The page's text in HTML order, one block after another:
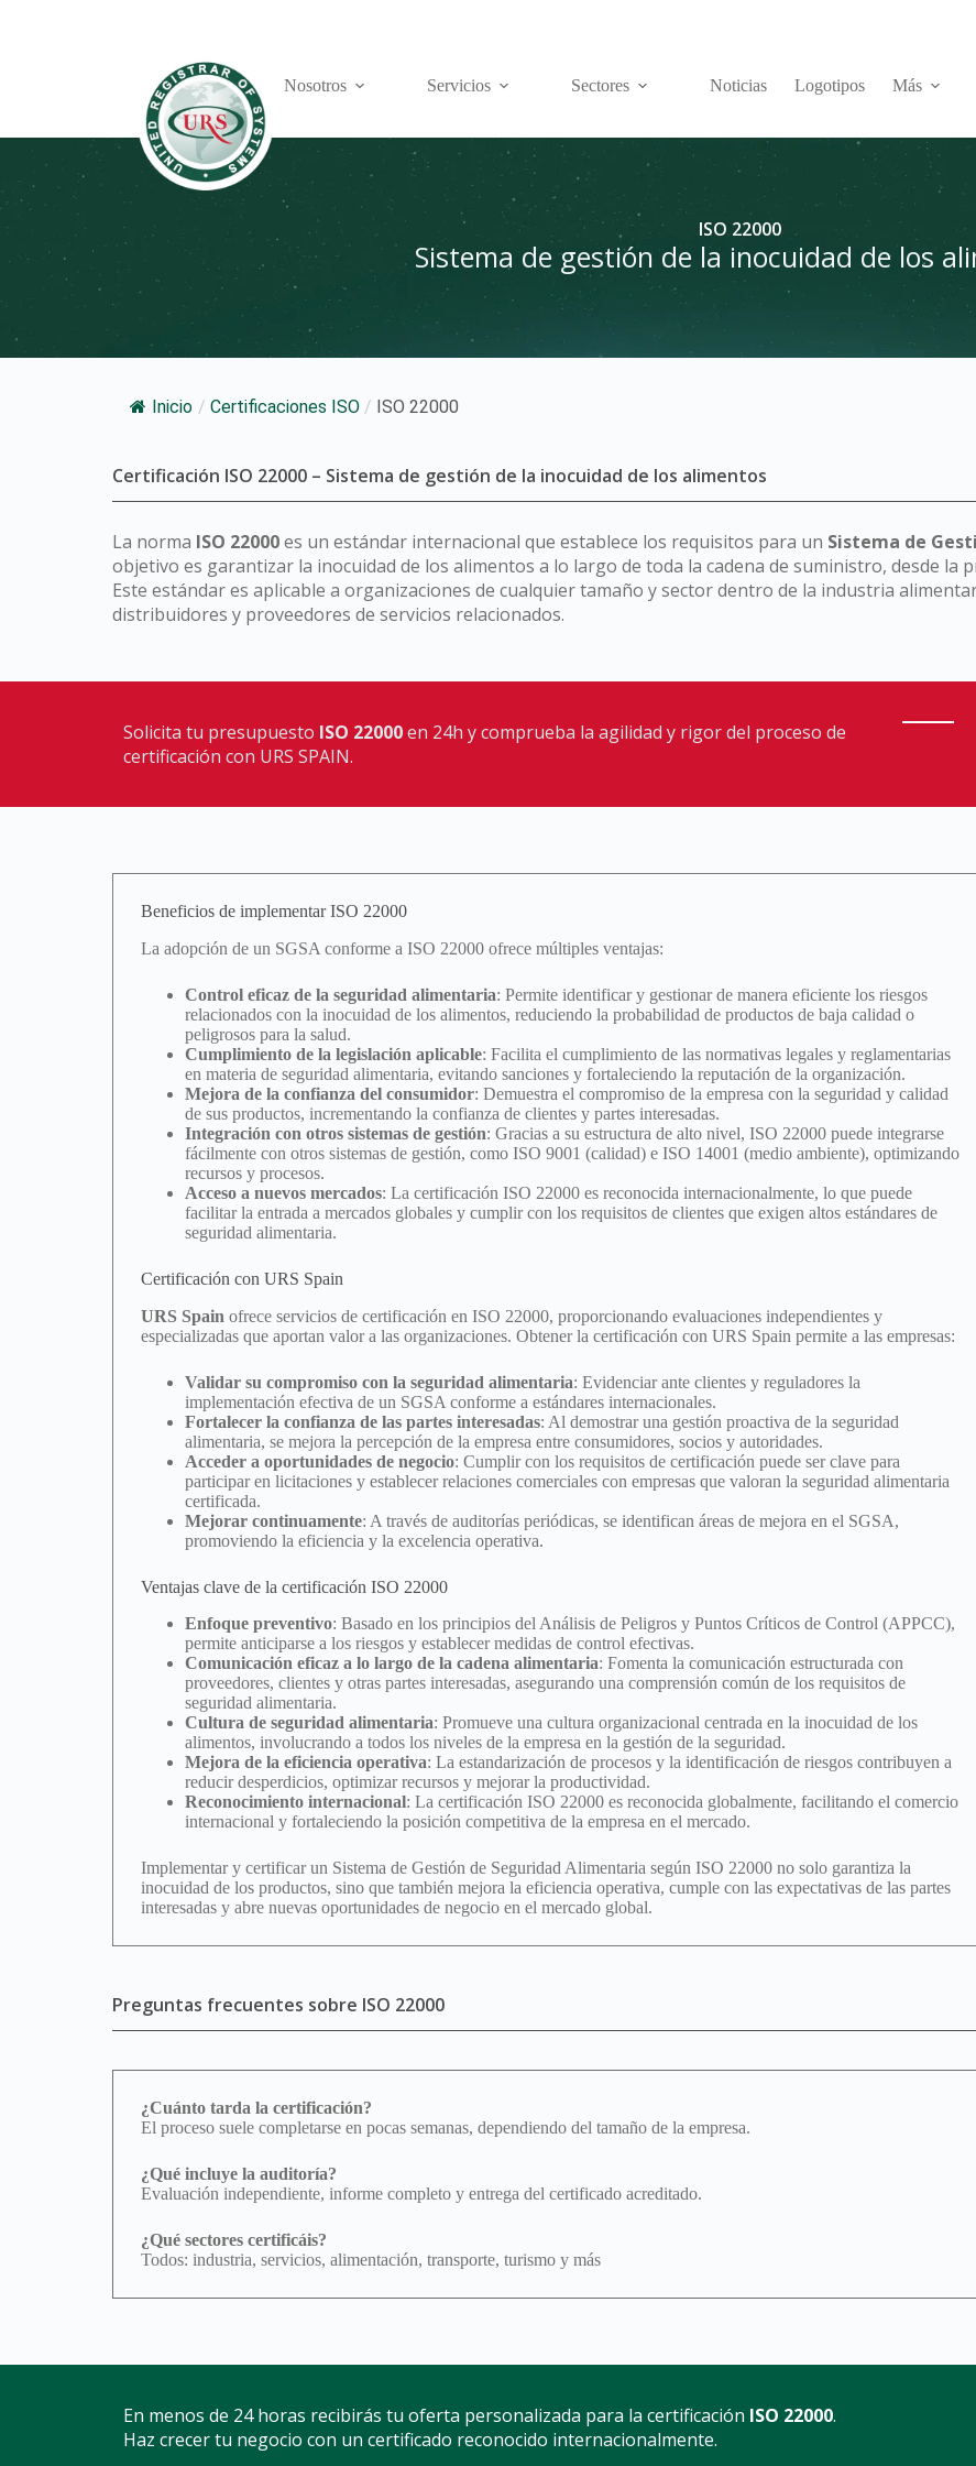
Nosotros Servicios Sectores Noticias Logotipos Más
ISO 22000
Sistema de gestión de la inocuidad de los
Inicio / Certificaciones ISO / ISO 22000
Certificación ISO 22000 – Sistema de gestión de la inocuidad de los alimentos
La norma ISO 22000es un estándar internacional que establece los requisitos para un Sistema de
objetivo es garantizar la inocuidad de los alimentos a lo largo de toda la cadena de suministro, desde la
Este estándar es aplicable a organizaciones de cualquier tamaño y sector dentro de la industria
distribuidores y proveedores de servicios relacionados.
Solicita tu presupuesto ISO 22000en 24h y comprueba la agilidad y rigor del proceso de
certificación con URS SPAIN.
Beneficios de implementar ISO 22000
La adopción de un SGSA conforme a ISO 22000 ofrece múltiples ventajas:
Control eficaz de la seguridad alimentaria: Permite identificar y gestionar de manera eficiente los riesgos
relacionados con la inocuidad de los alimentos, reduciendo la probabilidad de productos de baja calidad o
peligrosos para la salud.
Cumplimiento de la legislación aplicable: Facilita el cumplimiento de las normativas legales y reglamentarias
en materia de seguridad alimentaria, evitando sanciones y fortaleciendo la reputación de la organización.
Mejora de la confianza del consumidor: Demuestra el compromiso de la empresa con la seguridad y calidad
de sus productos, incrementando la confianza de clientes y partes interesadas.
Integración con otros sistemas de gestión: Gracias a su estructura de alto nivel, ISO 22000 puede integrarse
fácilmente con otros sistemas de gestión, como ISO 9001 (calidad) e ISO 14001 (medio ambiente), optimizando
recursos y procesos.
Acceso a nuevos mercados: La certificación ISO 22000 es reconocida internacionalmente, lo que puede
facilitar la entrada a mercados globales y cumplir con los requisitos de clientes que exigen altos estándares de
seguridad alimentaria.
Certificación con URS Spain
URS Spain ofrece servicios de certificación en ISO 22000, proporcionando evaluaciones independientes y
especializadas que aportan valor a las organizaciones. Obtener la certificación con URS Spain permite a las empresas:
Validar su compromiso con la seguridad alimentaria: Evidenciar ante clientes y reguladores la
implementación efectiva de un SGSA conforme a estándares internacionales.
Fortalecer la confianza de las partes interesadas: Al demostrar una gestión proactiva de la seguridad
alimentaria, se mejora la percepción de la empresa entre consumidores, socios y autoridades.
Acceder a oportunidades de negocio: Cumplir con los requisitos de certificación puede ser clave para
participar en licitaciones y establecer relaciones comerciales con empresas que valoran la seguridad alimentaria
certificada.
Mejorar continuamente: A través de auditorías periódicas, se identifican áreas de mejora en el SGSA,
promoviendo la eficiencia y la excelencia operativa.
Ventajas clave de la certificación ISO 22000
Enfoque preventivo: Basado en los principios del Análisis de Peligros y Puntos Críticos de Control (APPCC),
permite anticiparse a los riesgos y establecer medidas de control efectivas.
Comunicación eficaz a lo largo de la cadena alimentaria: Fomenta la comunicación estructurada con
proveedores, clientes y otras partes interesadas, asegurando una comprensión común de los requisitos de
seguridad alimentaria.
Cultura de seguridad alimentaria: Promueve una cultura organizacional centrada en la inocuidad de los
alimentos, involucrando a todos los niveles de la empresa en la gestión de la seguridad.
Mejora de la eficiencia operativa: La estandarización de procesos y la identificación de riesgos contribuyen a
reducir desperdicios, optimizar recursos y mejorar la productividad.
Reconocimiento internacional: La certificación ISO 22000 es reconocida globalmente, facilitando el comercio
internacional y fortaleciendo la posición competitiva de la empresa en el mercado.
Implementar y certificar un Sistema de Gestión de Seguridad Alimentaria según ISO 22000 no solo garantiza la
inocuidad de los productos, sino que también mejora la eficiencia operativa, cumple con las expectativas de las partes
interesadas y abre nuevas oportunidades de negocio en el mercado global.
Preguntas frecuentes sobre ISO 22000
¿Cuánto tarda la certificación?
El proceso suele completarse en pocas semanas, dependiendo del tamaño de la empresa.
¿Qué incluye la auditoría?
Evaluación independiente, informe completo y entrega del certificado acreditado.
¿Qué sectores certificáis?
Todos: industria, servicios, alimentación, transporte, turismo y más
En menos de 24 horas recibirás tu oferta personalizada para la certificación ISO 22000.
Haz crecer tu negocio con un certificado reconocido internacionalmente.